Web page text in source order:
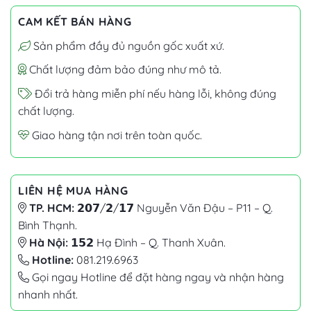
CAM KẾT BÁN HÀNG
Sản phẩm đầy đủ nguồn gốc xuất xứ.
Chất lượng đảm bảo đúng như mô tả.
Đổi trả hàng miễn phí nếu hàng lỗi, không đúng
chất lượng.
Giao hàng tận nơi trên toàn quốc.
LIÊN HỆ MUA HÀNG
TP. HCM: 𝟮𝟬𝟳/𝟮/𝟭𝟳 Nguyễn Văn Đậu – P11 – Q.
Bình Thạnh.
Hà Nội: 𝟭𝟱𝟮 Hạ Đình – Q. Thanh Xuân.
Hotline: 081.219.6963
Gọi ngay Hotline để đặt hàng ngay và nhận hàng
nhanh nhất.